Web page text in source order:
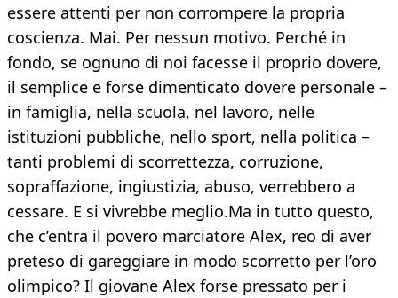
essere attenti per non corrompere la propria
coscienza. Mai. Per nessun motivo. Perché in
fondo, se ognuno di noi facesse il proprio dovere,
il semplice e forse dimenticato dovere personale –
in famiglia, nella scuola, nel lavoro, nelle
istituzioni pubbliche, nello sport, nella politica –
tanti problemi di scorrettezza, corruzione,
sopraffazione, ingiustizia, abuso, verrebbero a
cessare. E si vivrebbe meglio.Ma in tutto questo,
che c’entra il povero marciatore Alex, reo di aver
preteso di gareggiare in modo scorretto per l’oro
olimpico? Il giovane Alex forse pressato per i